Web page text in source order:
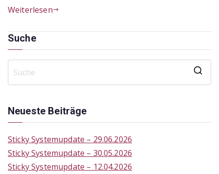
Weiterlesen
Suche
Neueste Beiträge
Sticky Systemupdate – 29.06.2026
Sticky Systemupdate – 30.05.2026
Sticky Systemupdate – 12.04.2026